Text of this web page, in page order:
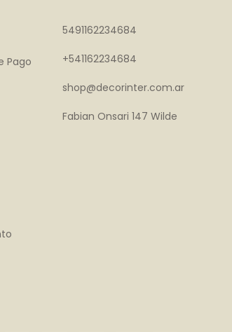
Pago
5491162234684
+541162234684
shop@decorinter.com.ar
Fabian Onsari 147 Wilde